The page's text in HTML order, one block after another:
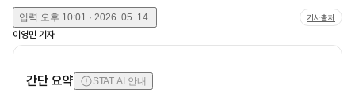
입력 오후 10:01 · 2026. 05. 14. 기사출처
이영민 기자
간단 요약 STAT AI 안내